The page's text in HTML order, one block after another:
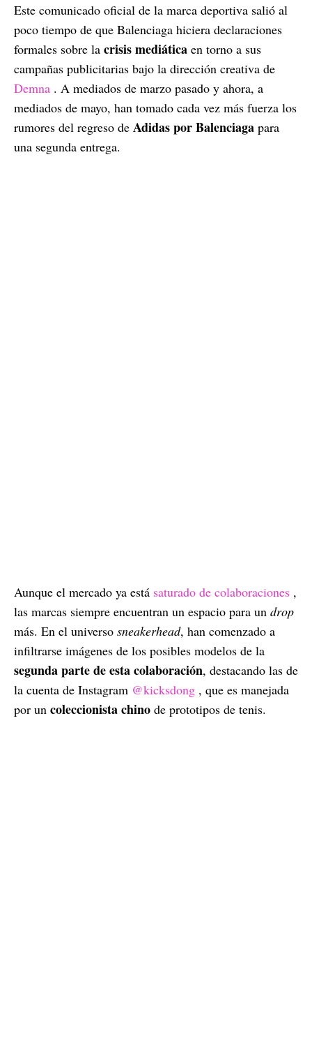
Este comunicado oficial de la marca deportiva salió al
poco tiempo de que Balenciaga hiciera declaraciones
formales sobre la crisis mediática en torno a sus
campañas publicitarias bajo la dirección creativa de
Demna . A mediados de marzo pasado y ahora, a
mediados de mayo, han tomado cada vez más fuerza los
rumores del regreso de Adidas por Balenciaga para
una segunda entrega.
Aunque el mercado ya está saturado de colaboraciones ,
las marcas siempre encuentran un espacio para un drop
más. En el universo sneakerhead, han comenzado a
infiltrarse imágenes de los posibles modelos de la
segunda parte de esta colaboración, destacando las de
la cuenta de Instagram @kicksdong , que es manejada
por un coleccionista chino de prototipos de tenis.